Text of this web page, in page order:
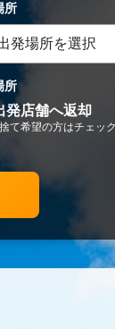
所
発場所を選択
所
発店舗へ返却
て希望の方はチェッ